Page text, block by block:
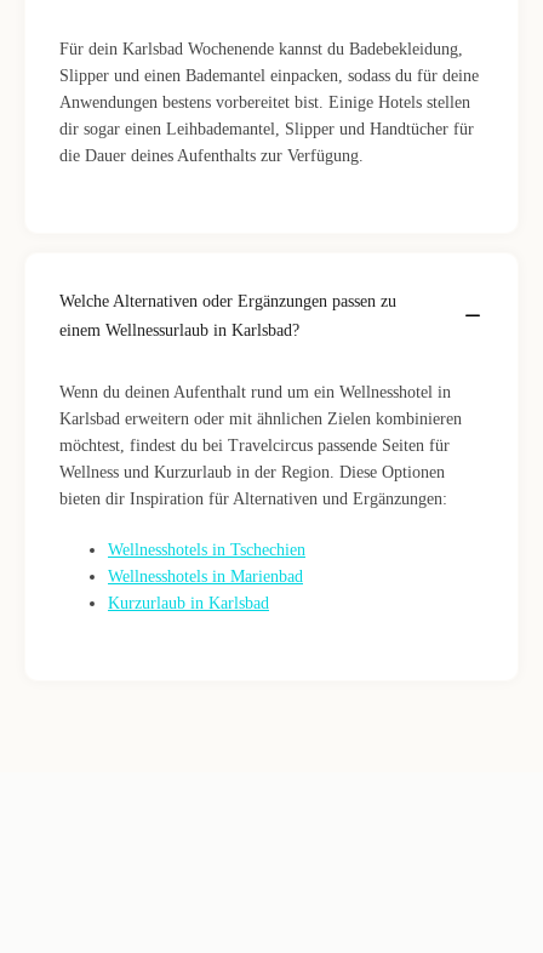
Für dein Karlsbad Wochenende kannst du Badebekleidung,
Slipper und einen Bademantel einpacken, sodass du für deine
Anwendungen bestens vorbereitet bist. Einige Hotels stellen
dir sogar einen Leihbademantel, Slipper und Handtücher für
die Dauer deines Aufenthalts zur Verfügung.
Welche Alternativen oder Ergänzungen passen zu
einem Wellnessurlaub in Karlsbad?
Wenn du deinen Aufenthalt rund um ein Wellnesshotel in
Karlsbad erweitern oder mit ähnlichen Zielen kombinieren
möchtest, findest du bei Travelcircus passende Seiten für
Wellness und Kurzurlaub in der Region. Diese Optionen
bieten dir Inspiration für Alternativen und Ergänzungen:
Wellnesshotels in Tschechien
Wellnesshotels in Marienbad
Kurzurlaub in Karlsbad